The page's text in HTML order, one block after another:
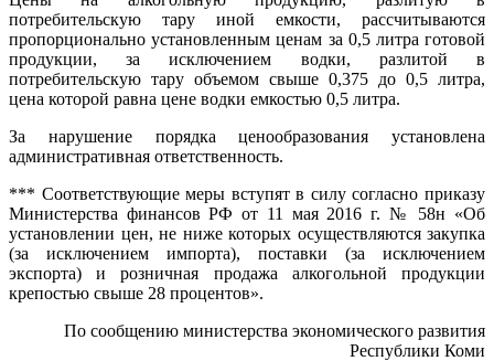
потребительскую тару иной емкости, рассчитываются
пропорционально установленным ценам за 0,5 литра готовой
продукции, за исключением водки, разлитой в
потребительскую тару объемом свыше 0,375 до 0,5 литра,
цена которой равна цене водки емкостью 0,5 литра.
За нарушение порядка ценообразования установлена
административная ответственность.
*** Соответствующие меры вступят в силу согласно приказу
Министерства финансов РФ от 11 мая 2016 г. № 58н «Об
установлении цен, не ниже которых осуществляются закупка
(за исключением импорта), поставки (за исключением
экспорта) и розничная продажа алкогольной продукции
крепостью свыше 28 процентов».
По сообщению министерства экономического развития
Республики Коми